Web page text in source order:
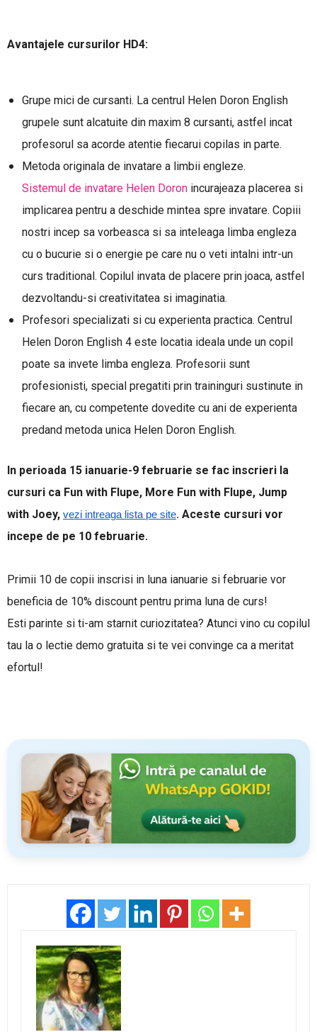
Avantajele cursurilor HD4:
Grupe mici de cursanti. La centrul Helen Doron English
grupele sunt alcatuite din maxim 8 cursanti, astfel incat
profesorul sa acorde atentie fiecarui copilas in parte.
Metoda originala de invatare a limbii engleze.
Sistemul de invatare Helen Doron incurajeaza placerea si
implicarea pentru a deschide mintea spre invatare. Copiii
nostri incep sa vorbeasca si sa inteleaga limba engleza
cu o bucurie si o energie pe care nu o veti intalni intr-un
curs traditional. Copilul invata de placere prin joaca, astfel
dezvoltandu-si creativitatea si imaginatia.
Profesori specializati si cu experienta practica. Centrul
Helen Doron English 4 este locatia ideala unde un copil
poate sa invete limba engleza. Profesorii sunt
profesionisti, special pregatiti prin traininguri sustinute in
fiecare an, cu competente dovedite cu ani de experienta
predand metoda unica Helen Doron English.
In perioada 15 ianuarie-9 februarie se fac inscrieri la
cursuri ca Fun with Flupe, More Fun with Flupe, Jump
with Joey, vezi intreaga lista pe site. Aceste cursuri vor
incepe de pe 10 februarie.
Primii 10 de copii inscrisi in luna ianuarie si februarie vor
beneficia de 10% discount pentru prima luna de curs!
Esti parinte si ti-am starnit curiozitatea? Atunci vino cu copilul
tau la o lectie demo gratuita si te vei convinge ca a meritat
efortul!